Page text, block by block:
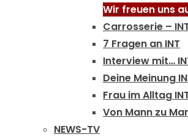
Wir freuen uns
Carrosserie –
7 Fragen an INT
Interview mit…
Deine Meinung
Frau im Alltag
Von Mann zu
NEWS-TV